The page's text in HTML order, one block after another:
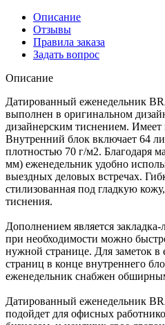
Описание
Отзывы
Правила заказа
Задать вопрос
Описание
Датированный еженедельник
выполнен в оригинальном
дизайнерским тиснением.
Внутренний блок включает 64
плотностью 70 г/м2. Благодаря
мм) еженедельник удобно
выездных деловых встречах.
стилизованная под гладкую
тиснения.
Дополнением является
при необходимости можно
нужной странице. Для заметок в
страниц в конце внутреннего
еженедельник снабжен
Датированный еженедельник
подойдет для офисных